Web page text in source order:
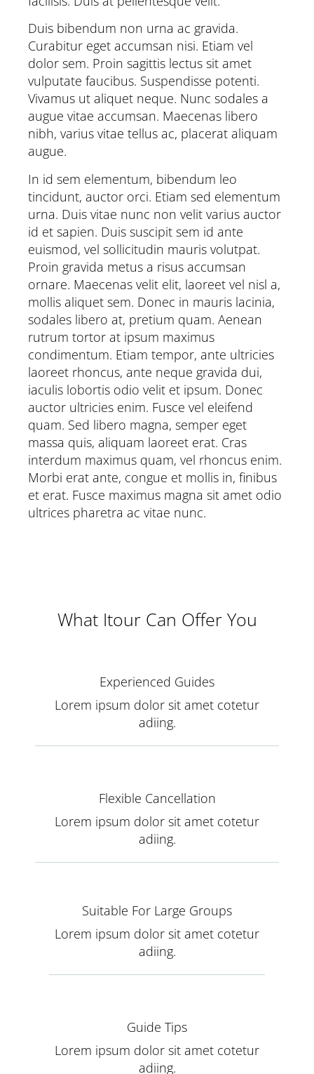
Duis bibendum non urna ac gravida.
Curabitur eget accumsan nisi. Etiam vel
dolor sem. Proin sagittis lectus sit amet
vulputate faucibus. Suspendisse potenti.
Vivamus ut aliquet neque. Nunc sodales a
augue vitae accumsan. Maecenas libero
nibh, varius vitae tellus ac, placerat aliquam
augue.
In id sem elementum, bibendum leo
tincidunt, auctor orci. Etiam sed elementum
urna. Duis vitae nunc non velit varius auctor
id et sapien. Duis suscipit sem id ante
euismod, vel sollicitudin mauris volutpat.
Proin gravida metus a risus accumsan
ornare. Maecenas velit elit, laoreet vel nisl a,
mollis aliquet sem. Donec in mauris lacinia,
sodales libero at, pretium quam. Aenean
rutrum tortor at ipsum maximus
condimentum. Etiam tempor, ante ultricies
laoreet rhoncus, ante neque gravida dui,
iaculis lobortis odio velit et ipsum. Donec
auctor ultricies enim. Fusce vel eleifend
quam. Sed libero magna, semper eget
massa quis, aliquam laoreet erat. Cras
interdum maximus quam, vel rhoncus enim.
Morbi erat ante, congue et mollis in, finibus
et erat. Fusce maximus magna sit amet odio
ultrices pharetra ac vitae nunc.
What Itour Can Offer You
Experienced Guides
Lorem ipsum dolor sit amet cotetur
adiing.
Flexible Cancellation
Lorem ipsum dolor sit amet cotetur
adiing.
Suitable For Large Groups
Lorem ipsum dolor sit amet cotetur
adiing.
Guide Tips
Lorem ipsum dolor sit amet cotetur
adiing.